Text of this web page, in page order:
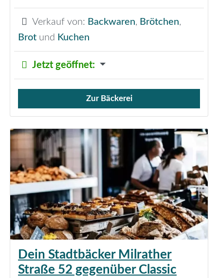
Verkauf von: Backwaren, Brötchen,
Brot und Kuchen
Jetzt geöffnet:
Verkauf von Brötchen,
Zur Bäckerei
Dein Stadtbäcker Milrather
Straße 52 gegenüber Classic